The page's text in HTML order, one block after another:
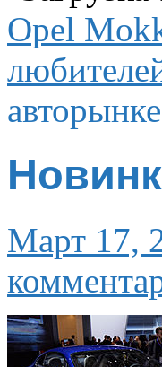
Opel
авторынке
Март 17,